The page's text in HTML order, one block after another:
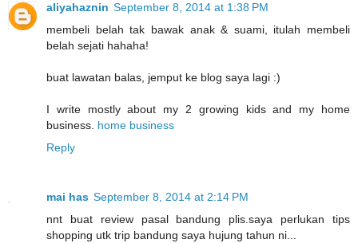
aliyahaznin September 8, 2014 at 1:38 PM
membeli belah tak bawak anak & suami, itulah membeli
belah sejati hahaha!
buat lawatan balas, jemput ke blog saya lagi :)
I write mostly about my 2 growing kids and my home
business. home business
Reply
mai has September 8, 2014 at 2:14 PM
nnt buat review pasal bandung plis.saya perlukan tips
shopping utk trip bandung saya hujung tahun ni...